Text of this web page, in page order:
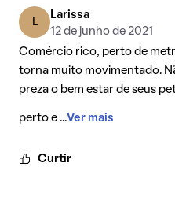
L
Larissa
12 de junho de 2021
Comércio rico, perto de
torna muito movimentado.
preza o bem estar de seus
perto e ...Ver mais
Curtir